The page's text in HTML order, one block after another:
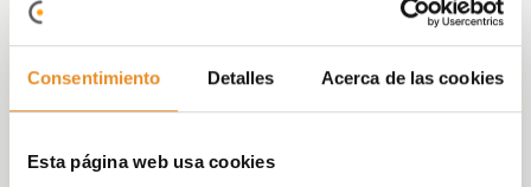
Consentimiento Detalles Acerca de las cookies
Esta página web usa cookies